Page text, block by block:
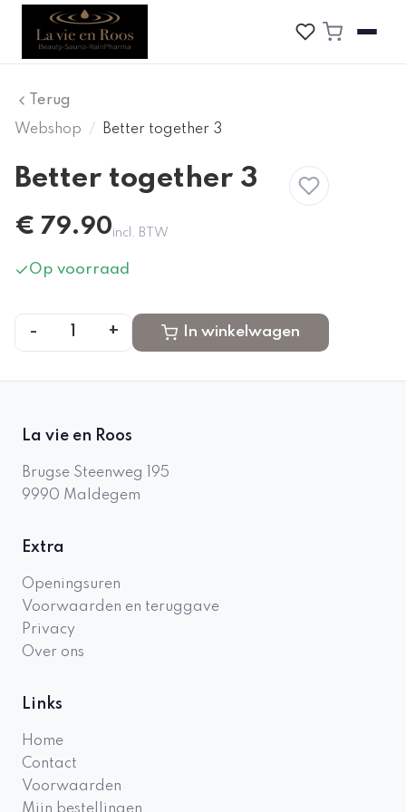
Terug
Webshop
/ Better together 3
Better together 3
€ 79.90incl. BTW
Op voorraad
- + In winkelwagen
La vie en Roos
Brugse Steenweg 195
9990 Maldegem
Extra
Openingsuren
Voorwaarden en teruggave
Privacy
Over ons
Links
Home
Contact
Voorwaarden